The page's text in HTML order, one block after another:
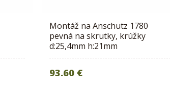
Montáž na Anschutz 1780
pevná na skrutky, krúžky
d:25,4mm h:21mm
93.60 €